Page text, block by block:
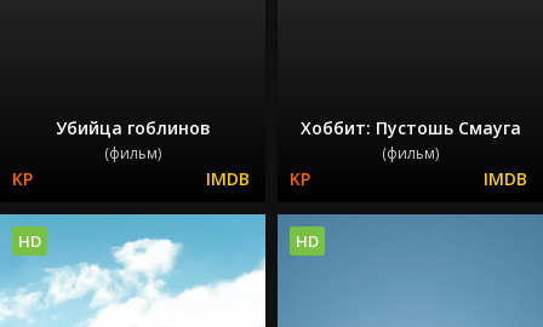
Убийца гоблинов
(фильм)
Хоббит: Пустошь Смауга
(фильм)
HD HD